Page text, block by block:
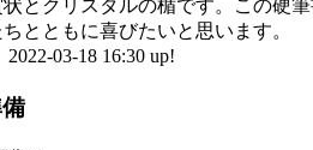
とクリスタルの楯です。この硬
とともに喜びたいと思います。
2022-03-18 16:30 up!